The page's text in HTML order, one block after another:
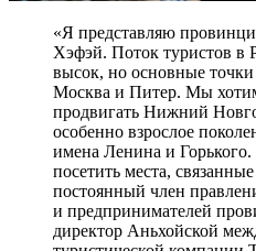
«Я представляю
Хэфэй. Поток туристов в
высок, но основные
Москва и Питер. Мы
продвигать Нижний
особенно взрослое
имена Ленина и
посетить места,
постоянный член
и предпринимателей
директор Аньхойской